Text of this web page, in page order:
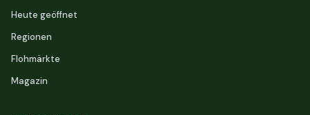
Heute geöffnet
Regionen
Flohmärkte
Magazin